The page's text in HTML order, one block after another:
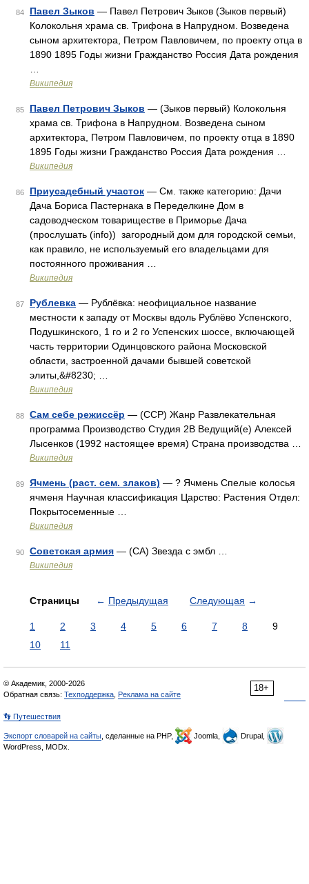
84 Павел Зыков — Павел Петрович Зыков (Зыков первый)
Колокольня храма св. Трифона в Напрудном. Возведена
сыном архитектора, Петром Павловичем, по проекту отца в
1890 1895 Годы жизни Гражданство Россия Дата рождения
Википедия
85 Павел Петрович Зыков — (Зыков первый) Колокольня
храма св. Трифона в Напрудном. Возведена сыном
архитектора, Петром Павловичем, по проекту отца в 1890
1895 Годы жизни Гражданство Россия Дата рождения …
Википедия
86 Приусадебный участок — См. также категорию: Дачи
Дача Бориса Пастернака в Переделкине Дом в
садоводческом товариществе в Приморье Дача
(прослушать (info)) загородный дом для городской семьи,
как правило, не используемый его владельцами для
постоянного проживания …
Википедия
87 Рублевка — Рублёвка: неофициальное название
местности к западу от Москвы вдоль Рублёво Успенского,
Подушкинского, 1 го и 2 го Успенских шоссе, включающей
часть территории Одинцовского района Московской
области, застроенной дачами бывшей советской
элиты,&#8230; …
Википедия
88 Сам себе режиссёр — (ССР) Жанр Развлекательная
программа Производство Студия 2В Ведущий(е) Алексей
Лысенков (1992 настоящее время) Страна производства …
Википедия
89 Ячмень (раст. сем. злаков) — ? Ячмень Спелые колосья
ячменя Научная классификация Царство: Растения Отдел:
Покрытосеменные …
Википедия
90 Советская армия — (СА) Звезда с эмбл …
Википедия
Страницы ← Предыдущая Следующая →
1 2 3 4 5 6 7 8
9
10
11
18+
© Академик, 2000-2026
Обратная связь: Техподдержка Реклама на сайте
👣 Путешествия
Экспорт словарей на сайты , сделанные на PHP, Joomla,
Drupal,
WordPress, MODx.